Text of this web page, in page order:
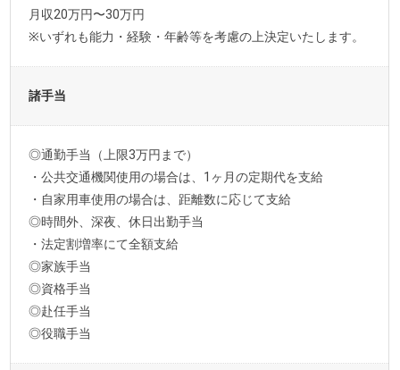
月収20万円〜30万円
※いずれも能力・経験・年齢等を考慮の上決定いたします。
諸手当
◎通勤手当（上限3万円まで）
・公共交通機関使用の場合は、1ヶ月の定期代を支給
・自家用車使用の場合は、距離数に応じて支給
◎時間外、深夜、休日出勤手当
・法定割増率にて全額支給
◎家族手当
◎資格手当
◎赴任手当
◎役職手当